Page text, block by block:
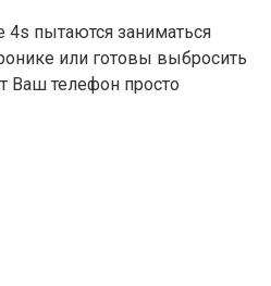
4s пытаются заниматься
или готовы выбросить
Ваш телефон просто